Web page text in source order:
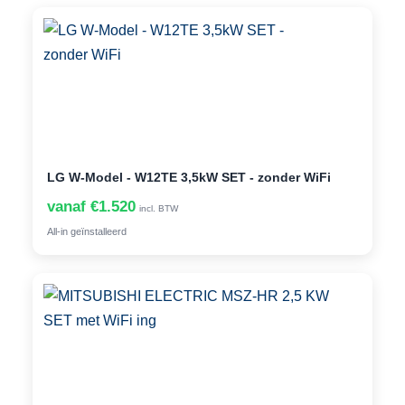
LG W-Model - W12TE 3,5kW SET - zonder WiFi
vanaf €1.520 incl. BTW
All-in geïnstalleerd